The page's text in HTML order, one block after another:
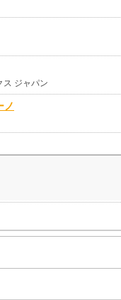
ス ジャパン
ノ